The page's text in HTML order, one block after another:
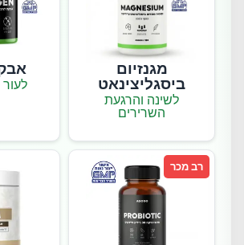
מגנזיום
ביסגליצינאט
לשינה והרגעת
השרירים
לעור
רב מכר